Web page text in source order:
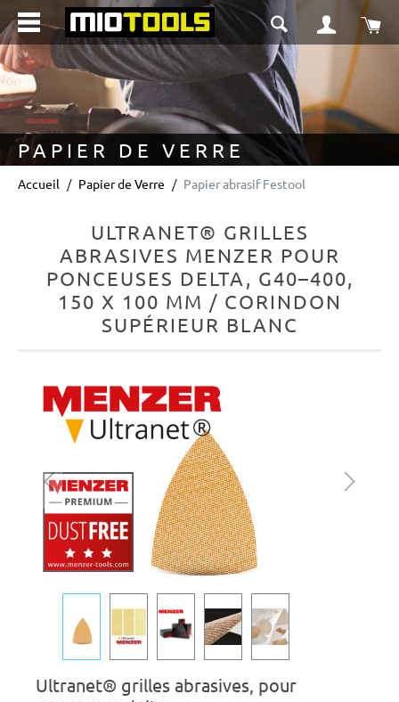
principal
PAPIER DE VERRE
Accueil Papier de Verre Papier abrasif Festool
ULTRANET® GRILLES
ABRASIVES MENZER POUR
PONCEUSES DELTA, G40–400,
150 X 100 MM / CORINDON
SUPÉRIEUR BLANC
Ignorer la galerie d'images
Ultranet® grilles abrasives, pour